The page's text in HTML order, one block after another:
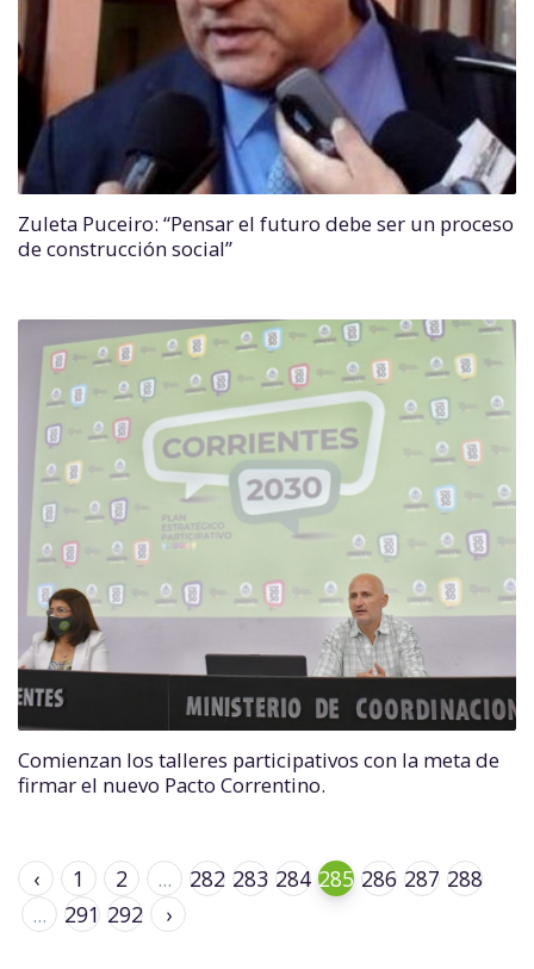
Zuleta Puceiro: “Pensar el futuro debe ser un proceso
de construcción social”
Comienzan los talleres participativos con la meta de
firmar el nuevo Pacto Correntino.
‹ 1 2 ... 282 283 284 285 286 287 288
...
291 292 ›